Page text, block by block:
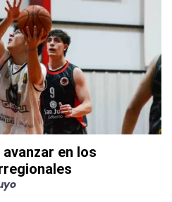
en los